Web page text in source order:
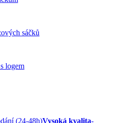
(24-48h)Vysoká kvalita-